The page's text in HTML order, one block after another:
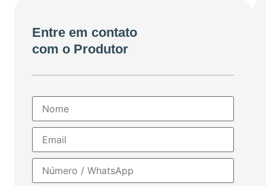
Entre em contato
com o Produtor